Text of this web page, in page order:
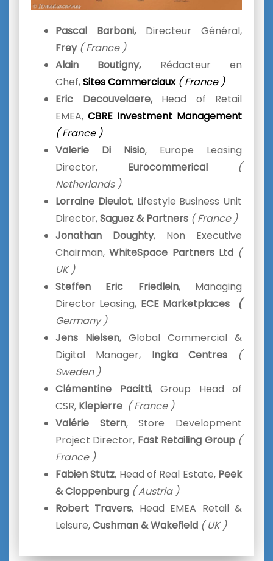
Pascal Barboni,Directeur Général,
Frey ( France )
Alain Boutigny,Rédacteur en
Chef,Sites Commerciaux( France )
Eric Decouvelaere,Head of Retail
EMEA, CBRE Investment Management
( France )
Valerie
Di Nisio, Europe Leasing
Director, Eurocommerical
(
Netherlands )
Lorraine Dieulot, Lifestyle Business Unit
Director,Saguez & Partners ( France )
Jonathan Doughty, Non Executive
Chairman,WhiteSpace Partners Ltd (
UK )
Steffen Eric Friedlein, Managing
Director Leasing, ECE Marketplaces (
Germany )
Jens Nielsen, Global Commercial &
Digital Manager, Ingka Centres(
Sweden )
Clémentine Pacitti, Group Head of
CSR, Klepierre ( France )
Valérie Stern, Store Development
Project Director, Fast Retailing Group (
France )
Fabien Stutz, Head of Real Estate, Peek
& Cloppenburg ( Austria )
Robert Travers, Head EMEA Retail &
Leisure,Cushman & Wakefield ( UK )